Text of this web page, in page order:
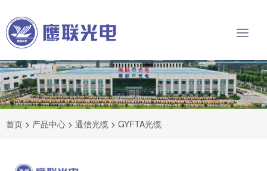
首页 > 产品中心 > 通信光缆 > GYFTA光缆